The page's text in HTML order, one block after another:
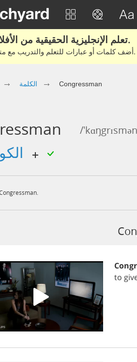
تعلم الإنجليزية الحقيقية من الأفلام والكتب.
أضف كلمات أو عبارات للتعلم والتدريب مع متعلمين آخرين.
الكلمة Congressman
/
to